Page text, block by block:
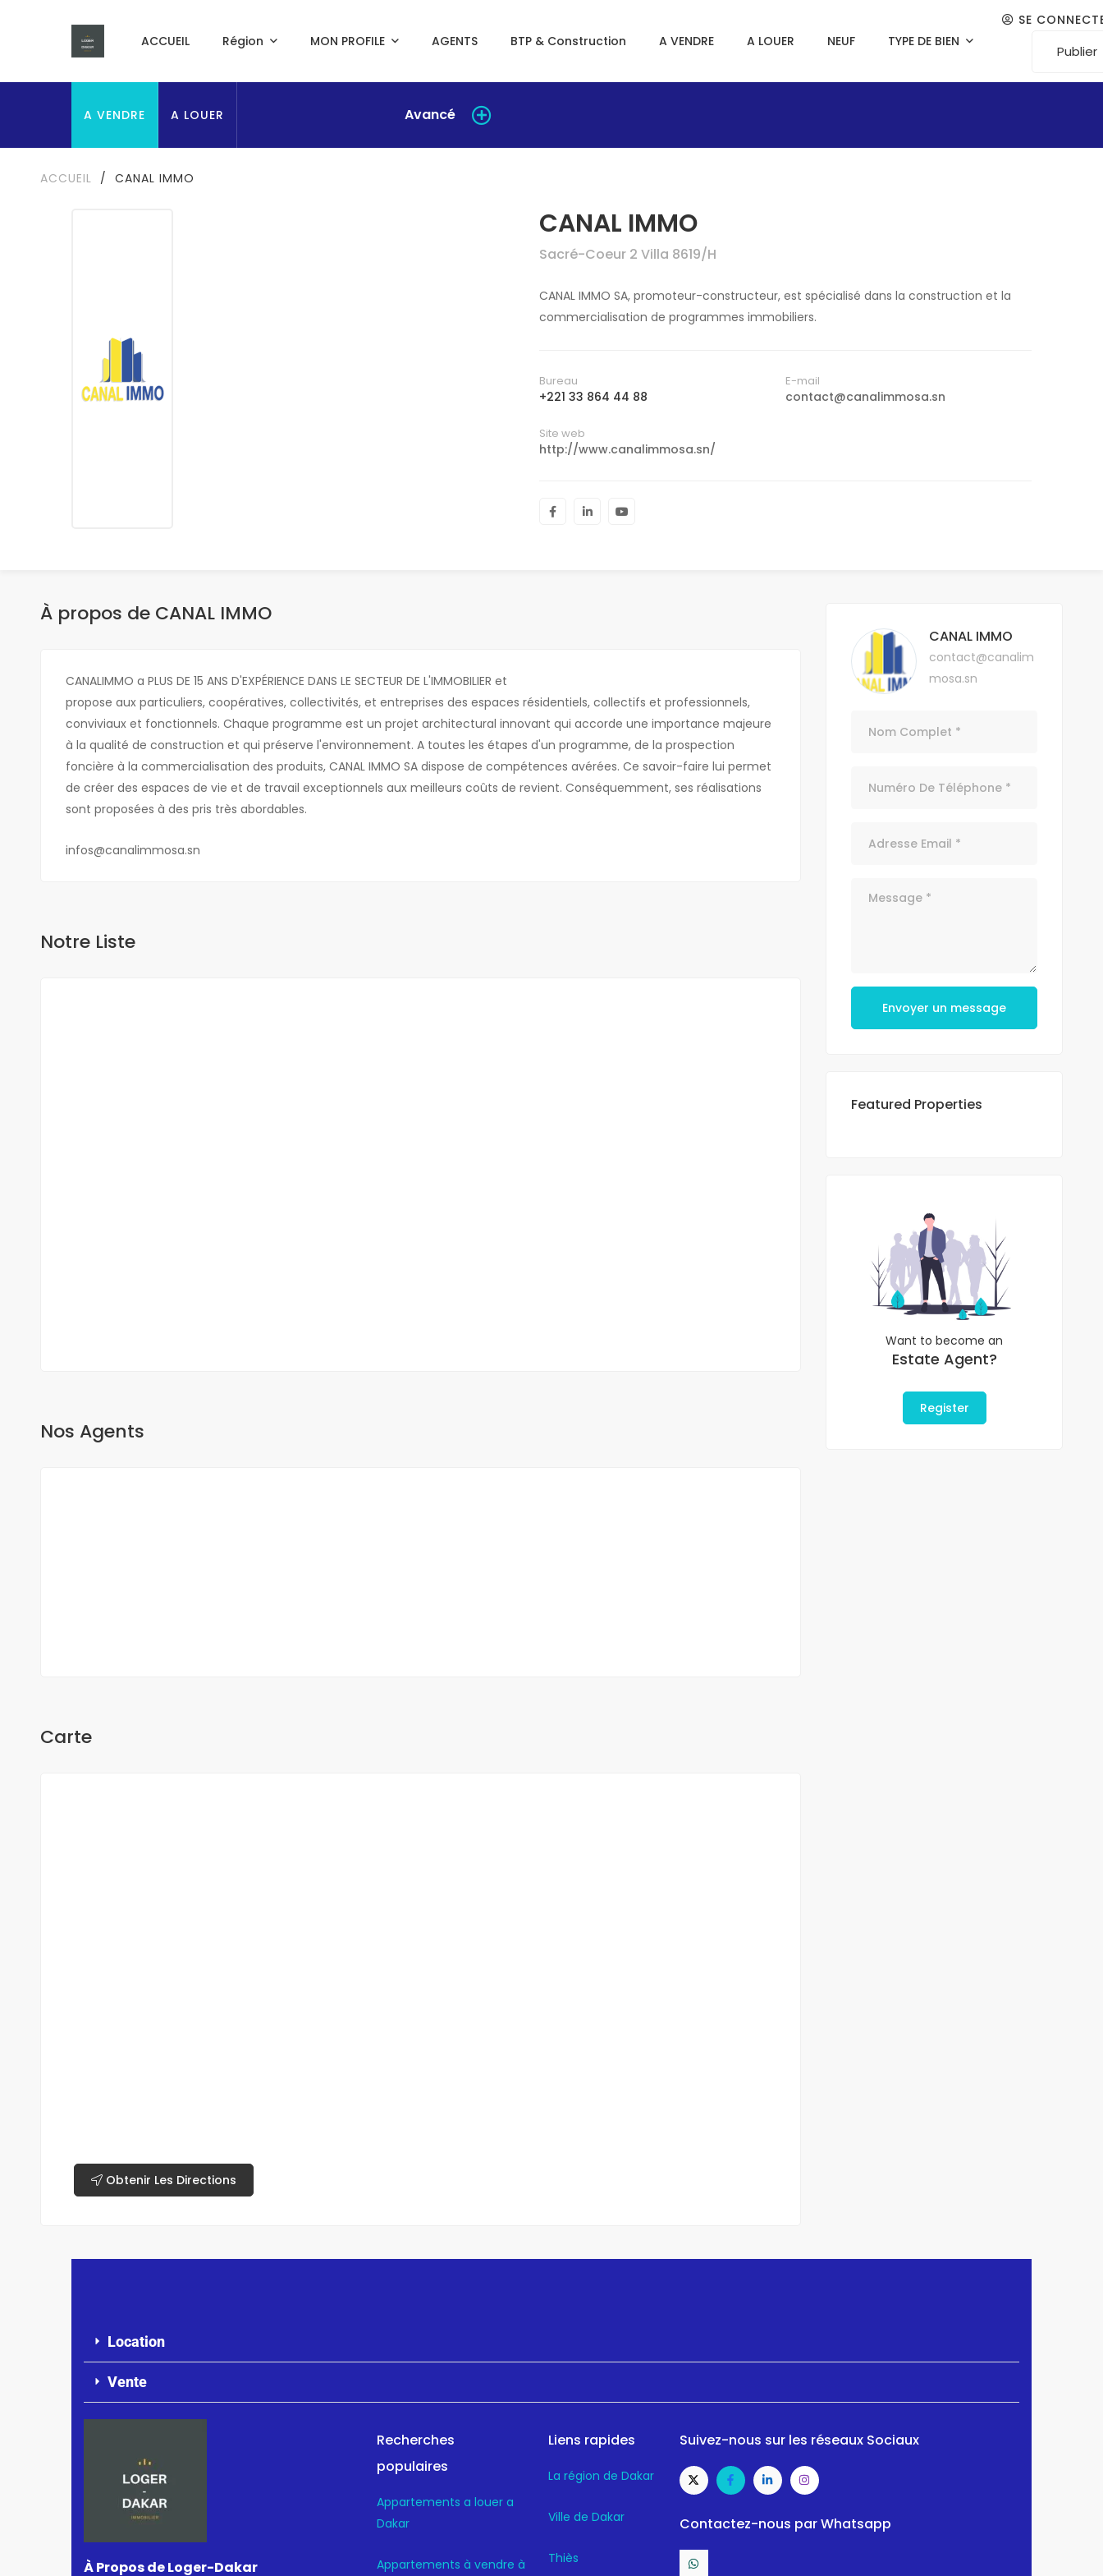
ACCUEIL Région MON PROFILE AGENTS BTP & Construction A VENDRE A LOUER NEUF TYPE DE BIEN
SE
Publier
A VENDRE A LOUER Avancé
ACCUEIL / CANAL IMMO
CANAL IMMO
Sacré-Coeur 2 Villa 8619/H
CANAL IMMO SA, promoteur-constructeur, est spécialisé dans la construction et la
commercialisation de programmes immobiliers.
Bureau
+221 33 864 44 88
E-mail
contact@canalimmosa.sn
Site web
http://www.canalimmosa.sn/
À propos de CANAL IMMO
CANALIMMO a PLUS DE 15 ANS D'EXPÉRIENCE DANS LE SECTEUR DE L'IMMOBILIER et
propose aux particuliers, coopératives, collectivités, et entreprises des espaces résidentiels, collectifs et professionnels,
conviviaux et fonctionnels. Chaque programme est un projet architectural innovant qui accorde une importance majeure
à la qualité de construction et qui préserve l'environnement. A toutes les étapes d'un programme, de la prospection
foncière à la commercialisation des produits, CANAL IMMO SA dispose de compétences avérées. Ce savoir-faire lui permet
de créer des espaces de vie et de travail exceptionnels aux meilleurs coûts de revient. Conséquemment, ses réalisations
sont proposées à des pris très abordables.
infos@canalimmosa.sn
Notre Liste
Nos Agents
Carte
Obtenir Les Directions
CANAL IMMO
contact@canalim
mosa.sn
Envoyer un message
Featured Properties
Want to become an
Estate Agent?
Register
Location
Vente
À Propos de Loger-Dakar
Recherches
populaires
Appartements a louer a
Dakar
Appartements à vendre à
Liens rapides
La région de Dakar
Ville de Dakar
Thiès
Suivez-nous sur les réseaux Sociaux
Contactez-nous par Whatsapp